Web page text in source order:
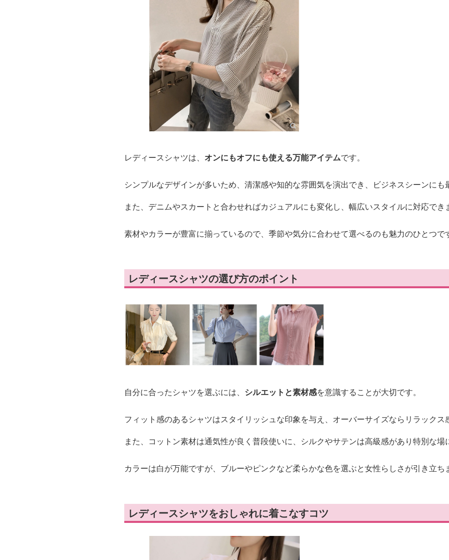
レディースシャツは、 オンにもオフにも使える万能アイテムです。
シンプルなデザインが多いため、清潔感や知的な雰囲気を演出でき、ビジネスシーンにも
また、デニムやスカートと合わせればカジュアルにも変化し、幅広いスタイルに対応でき
素材やカラーが豊富に揃っているので、季節や気分に合わせて選べるのも魅力のひとつで
レディースシャツの選び方のポイント
自分に合ったシャツを選ぶには、 シルエットと素材感を意識することが大切です。
フィット感のあるシャツはスタイリッシュな印象を与え、オーバーサイズならリラックス
また、コットン素材は通気性が良く普段使いに、シルクやサテンは高級感があり特別な場
カラーは白が万能ですが、ブルーやピンクなど柔らかな色を選ぶと女性らしさが引き立ち
レディースシャツをおしゃれに着こなすコツ